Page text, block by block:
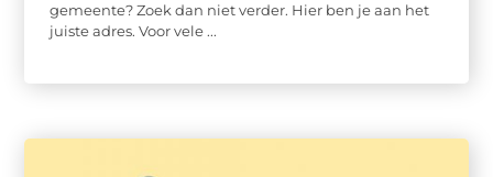
gemeente? Zoek dan niet verder. Hier ben je aan het
juiste adres. Voor vele ...